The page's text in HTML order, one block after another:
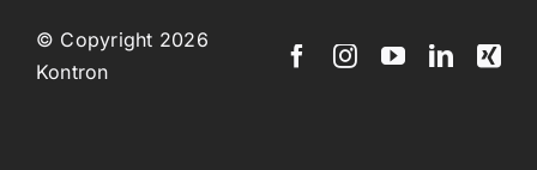
© Copyright 2026
Kontron